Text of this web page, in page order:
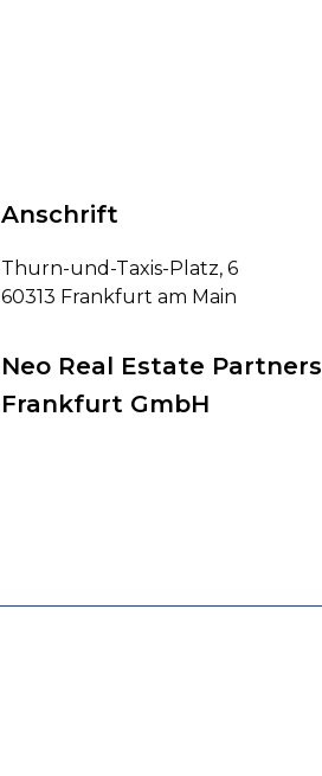
Anschrift
Thurn-und-Taxis-Platz, 6
60313 Frankfurt am Main
Neo Real Estate Partners
Frankfurt GmbH